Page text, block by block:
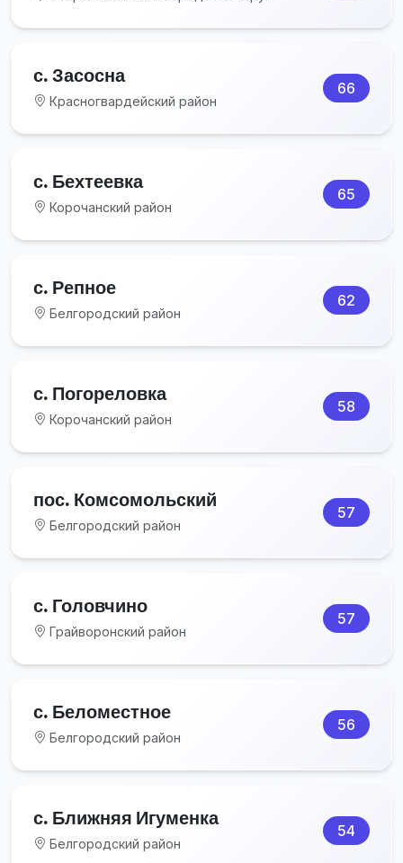
с. Засосна
Красногвардейский район
66
с. Бехтеевка
Корочанский район
65
с. Репное
Белгородский район
62
с. Погореловка
Корочанский район
58
пос. Комсомольский
Белгородский район
57
с. Головчино
Грайворонский район
57
с. Беломестное
Белгородский район
56
с. Ближняя Игуменка
Белгородский район
54